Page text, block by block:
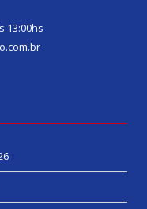
13:00hs